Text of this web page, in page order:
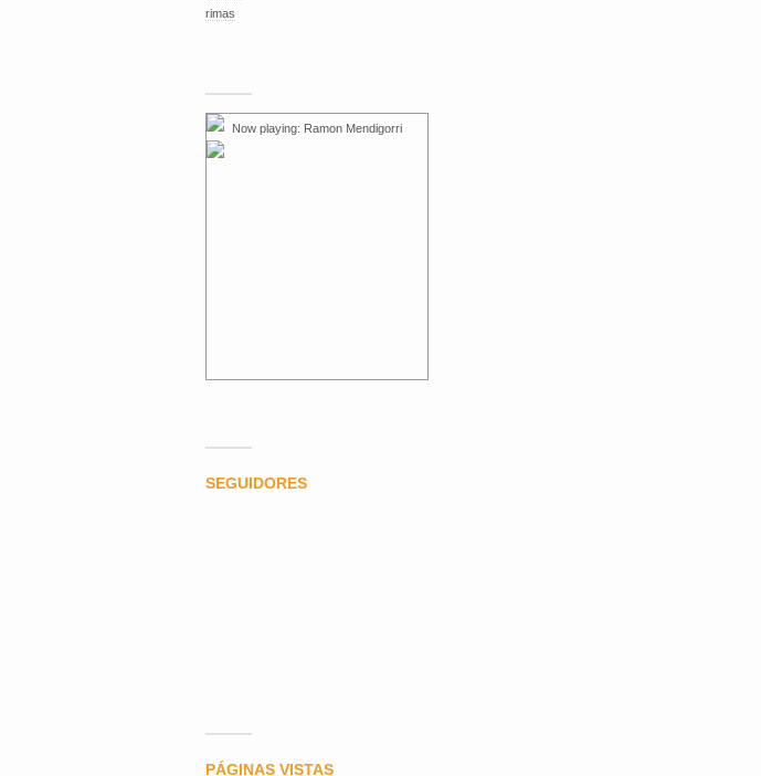
rimas
Now playing: Ramon Mendigorri
SEGUIDORES
PÁGINAS VISTAS